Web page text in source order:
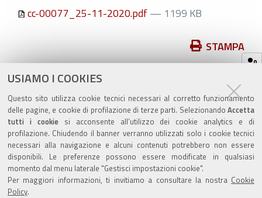
USIAMO I COOKIES
Questo sito utilizza cookie tecnici necessari al corretto funzionamento
delle pagine, e cookie di profilazione di terze parti. Selezionando Accetta
tutti i cookiesi acconsente all’utilizzo dei cookie analytics e di
profilazione. Chiudendo il banner verranno utilizzati solo i cookie tecnici
necessari alla navigazione e alcuni contenuti potrebbero non essere
disponibili. Le preferenze possono essere modificate in qualsiasi
momento dal menu laterale "Gestisci impostazioni cookie".
Per maggiori informazioni, ti invitiamo a consultare la nostra Cookie
Policy.
cc-00077_25-11-2020.pdf— 1199 KB
sul
documento
STAMPA
ultima modifica
Valuta questo sito